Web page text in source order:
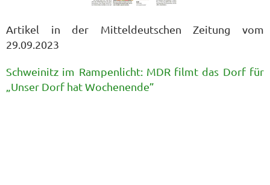
Artikel in der Mitteldeutschen Zeitung vom
29.09.2023
Schweinitz im Rampenlicht: MDR filmt das Dorf für
„Unser Dorf hat Wochenende”